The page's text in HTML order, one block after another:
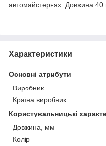
автомайстернях. Довжина
Характеристики
Основні атрибути
Виробник
Країна виробник
Користувальницькі
Довжина, мм
Колір